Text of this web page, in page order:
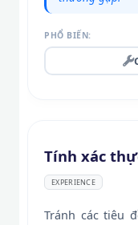
PHỔ BIẾN:
Tính xác
EXPERIENCE
Tránh các tiêu